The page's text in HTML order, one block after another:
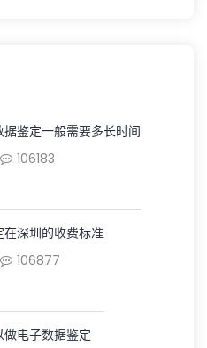
鉴定一般需要多长时间
106183
在深圳的收费标准
106877
电子数据鉴定